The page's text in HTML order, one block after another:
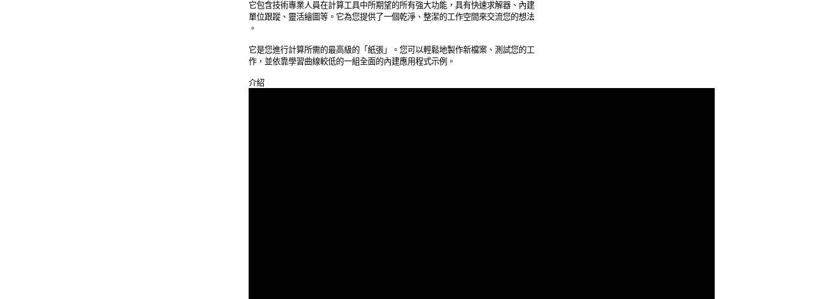
它包含技術專業人員在計算工具中所期望的所有強大功能，具有快速求解器、內建
單位跟蹤、靈活繪圖等。它為您提供了一個乾淨、整潔的工作空間來交流您的想法
。
它是您進行計算所需的最高級的「紙張」。您可以輕鬆地製作新檔案、測試您的工
作，並依靠學習曲線較低的一組全面的內建應用程式示例。